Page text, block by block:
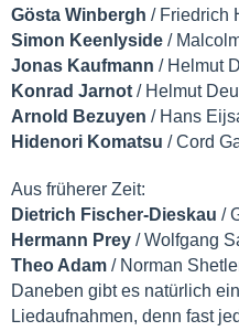
Gösta Winbergh / Friedrich
Simon Keenlyside /
Jonas Kaufmann / Helmut
Konrad Jarnot / Helmut
Arnold Bezuyen / Hans
Hidenori Komatsu / Cord
Aus früherer Zeit:
Dietrich Fischer-Dieskau /
Hermann Prey / Wolfgang
Theo Adam / Norman
Daneben gibt es natürlich
Liedaufnahmen, denn fast